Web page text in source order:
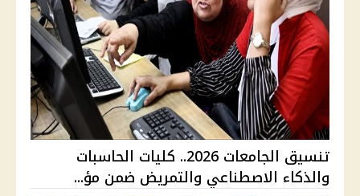
تنسيق الجامعات 2026.. كليات الحاسبات
والذكاء الاصطناعي والتمريض ضمن مؤ...